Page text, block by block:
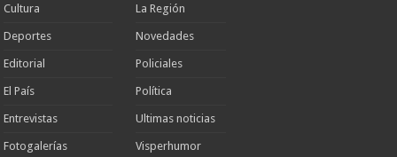
Cultura
Deportes
Editorial
El País
Entrevistas
Fotogalerías
La Región
Novedades
Policiales
Política
Ultimas noticias
Visperhumor